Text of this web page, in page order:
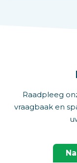
Raadpleeg
vraagbaak en